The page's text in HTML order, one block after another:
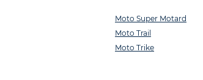
Moto Super Motard
Moto Trail
Moto Trike